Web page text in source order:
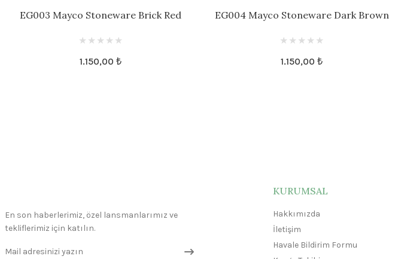
EG003 Mayco Stoneware Brick Red
1.150,00 ₺
EG004 Mayco Stoneware Dark Brown
1.150,00 ₺
En son haberlerimiz, özel lansmanlarımız ve
tekliflerimiz için katılın.
KURUMSAL
Hakkımızda
İletişim
Havale Bildirim Formu